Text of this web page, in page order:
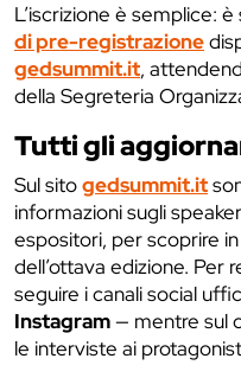
L’iscrizione è semplice:
di pre-registrazione
gedsummit.it,
della Segreteria
Tutti gli
Sul sitogedsummit.it
informazioni sugli
espositori, per scoprire
dell’ottava edizione. Per
seguire i canali social
Instagram— mentre sul
le interviste ai